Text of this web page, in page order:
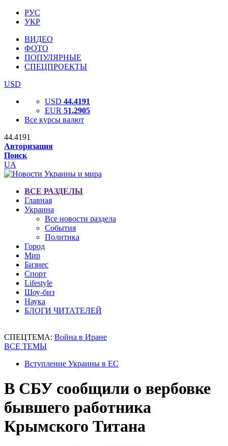
РУС
УКР
ВИДЕО
ФОТО
ПОПУЛЯРНЫЕ
СПЕЦПРОЕКТЫ
USD
USD 44.4191
EUR 51.2905
Все курсы валют
44.4191
Авторизация
Поиск
UA
ВСЕ РАЗДЕЛЫ
Главная
Украина
Все новости раздела
События
Политика
Город
Мир
Бизнес
Спорт
Lifestyle
Шоу-биз
Наука
БЛОГИ ЧИТАТЕЛЕЙ
СПЕЦТЕМА: Война в Иране
ВСЕ ТЕМЫ
Вступление Украины в ЕС
В СБУ сообщили о вербовке
бывшего работника
Крымского Титана